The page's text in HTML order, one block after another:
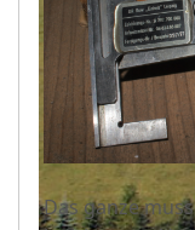
Das ganze